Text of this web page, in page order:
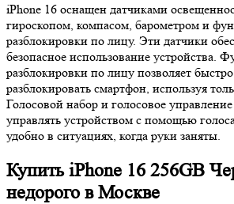
iPhone 16 оснащен датчиками
гироскопом, компасом, барометром и
разблокировки по лицу. Эти датчики
безопасное использование устройства.
разблокировки по лицу позволяет
разблокировать смартфон, используя
Голосовой набор и голосовое
управлять устройством с помощью
удобно в ситуациях, когда руки заняты.
Купить iPhone 16 256GB
недорого в Москве